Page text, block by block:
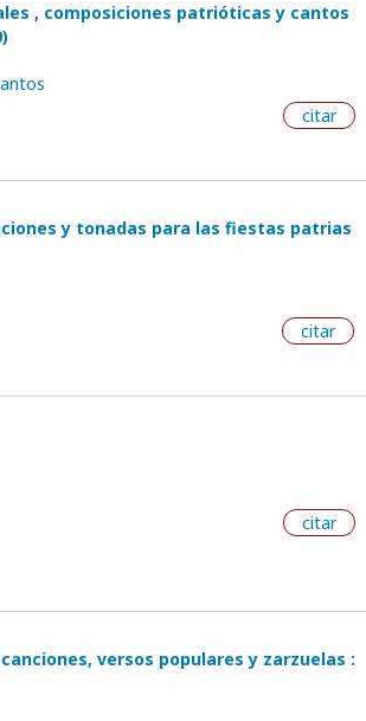
, composiciones patrióticas y cantos
citar
y tonadas para las fiestas patrias
citar
citar
versos populares y zarzuelas :